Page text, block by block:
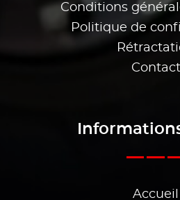
Conditions
Politique de
Contact
Accueil